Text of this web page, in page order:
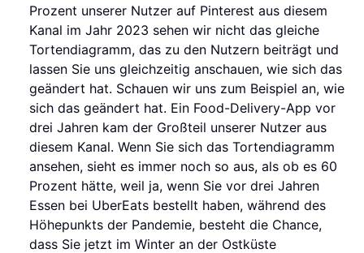
Prozent unserer Nutzer auf Pinterest aus diesem
Kanal im Jahr 2023 sehen wir nicht das gleiche
Tortendiagramm, das zu den Nutzern beiträgt und
lassen Sie uns gleichzeitig anschauen, wie sich das
geändert hat. Schauen wir uns zum Beispiel an, wie
sich das geändert hat. Ein Food-Delivery-App vor
drei Jahren kam der Großteil unserer Nutzer aus
diesem Kanal. Wenn Sie sich das Tortendiagramm
ansehen, sieht es immer noch so aus, als ob es 60
Prozent hätte, weil ja, wenn Sie vor drei Jahren
Essen bei UberEats bestellt haben, während des
Höhepunkts der Pandemie, besteht die Chance,
dass Sie jetzt im Winter an der Ostküste